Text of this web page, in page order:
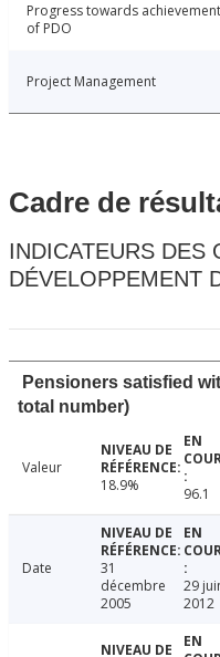
Progress towards achievement
of PDO
Project Management
Cadre de
INDICATEURS DES
DÉVELOPPEMENT
Pensioners satisfied
total number)
Valeur
18.9%
96.1
Date
31
décembre
2005
29
2012